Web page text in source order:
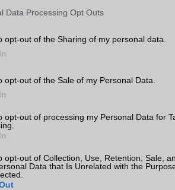
Data Processing Opt Outs
opt-out of the Sharing of my personal data.
opt-out of the Sale of my Personal Data.
opt-out of processing my Personal Data for
opt-out of Collection, Use, Retention, Sale,
Data that Is Unrelated with the
linkek: